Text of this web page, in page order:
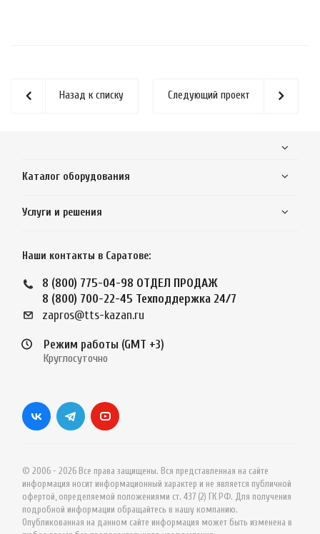
Назад к списку Следующий проект
Каталог оборудования
Услуги и решения
Наши контакты в Саратове:
8 (800) 775-04-98 ОТДЕЛ ПРОДАЖ
8 (800) 700-22-45 Техподдержка 24/7
zapros@tts-kazan.ru
Режим работы (GMT +3)
Круглосуточно
© 2006 - 2026 Все права защищены. Вся представленная на сайте
информация носит информационный характер и не является публичной
офертой, определяемой положениями ст. 437 (2) ГК РФ. Для получения
подробной информации обращайтесь в нашу компанию.
Опубликованная на данном сайте информация может быть изменена в